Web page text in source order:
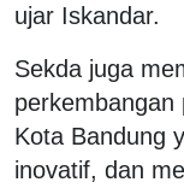
ujar Iskandar.
Sekda juga
perkembangan
Kota Bandung
inovatif, dan